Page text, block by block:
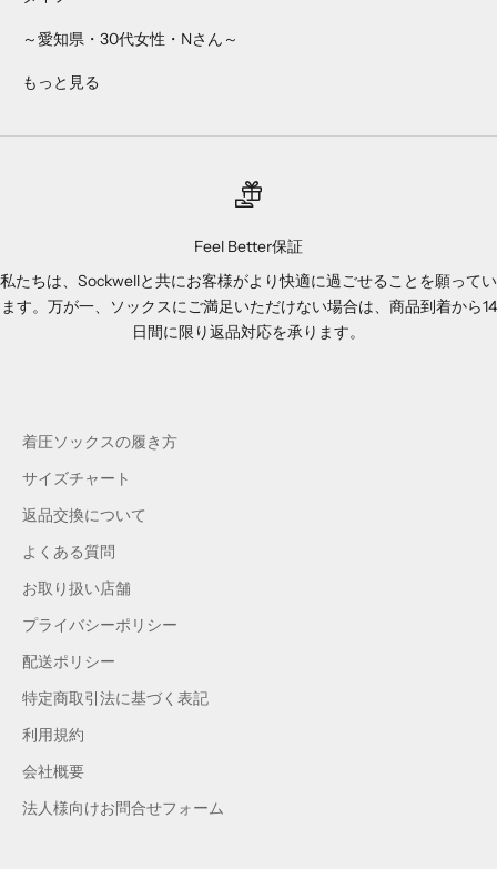
～愛知県・30代女性・Nさん～
もっと見る
Feel Better保証
私たちは、Sockwellと共にお客様がより快適に過ごせることを願ってい
ます。万が一、ソックスにご満足いただけない場合は、商品到着から14
日間に限り返品対応を承ります。
着圧ソックスの履き方
サイズチャート
返品交換について
よくある質問
お取り扱い店舗
プライバシーポリシー
配送ポリシー
特定商取引法に基づく表記
利用規約
会社概要
法人様向けお問合せフォーム